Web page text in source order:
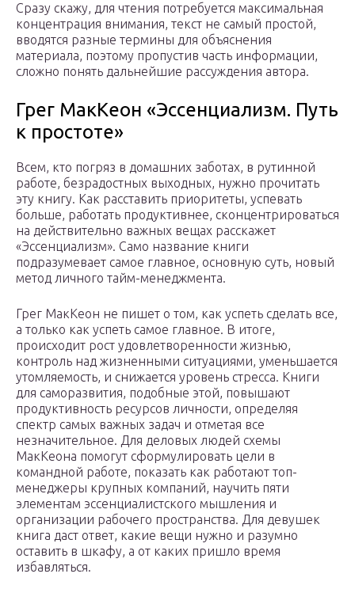
Сразу скажу, для чтения потребуется максимальная
концентрация внимания, текст не самый простой,
вводятся разные термины для объяснения
материала, поэтому пропустив часть информации,
сложно понять дальнейшие рассуждения автора.
Грег МакКеон «Эссенциализм. Путь
к простоте»
Всем, кто погряз в домашних заботах, в рутинной
работе, безрадостных выходных, нужно прочитать
эту книгу. Как расставить приоритеты, успевать
больше, работать продуктивнее, сконцентрироваться
на действительно важных вещах расскажет
«Эссенциализм». Само название книги
подразумевает самое главное, основную суть, новый
метод личного тайм-менеджмента.
Грег МакКеон не пишет о том, как успеть сделать все,
а только как успеть самое главное. В итоге,
происходит рост удовлетворенности жизнью,
контроль над жизненными ситуациями, уменьшается
утомляемость, и снижается уровень стресса. Книги
для саморазвития, подобные этой, повышают
продуктивность ресурсов личности, определяя
спектр самых важных задач и отметая все
незначительное. Для деловых людей схемы
МакКеона помогут сформулировать цели в
командной работе, показать как работают топ-
менеджеры крупных компаний, научить пяти
элементам эссенциалистского мышления и
организации рабочего пространства. Для девушек
книга даст ответ, какие вещи нужно и разумно
оставить в шкафу, а от каких пришло время
избавляться.